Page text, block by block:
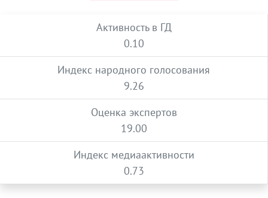
Активность в ГД
0.10
Индекс народного голосования
9.26
Оценка экспертов
19.00
Индекс медиаактивности
0.73